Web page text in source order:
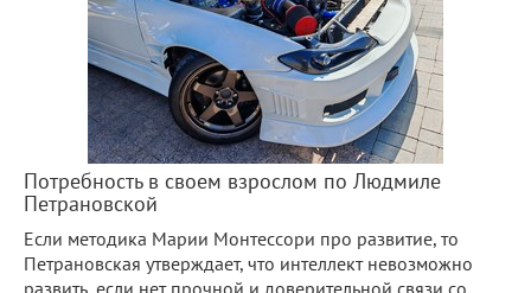
Потребность в своем взрослом по Людмиле
Петрановской
Если методика Марии Монтессори про развитие, то
Петрановская утверждает, что интеллект невозможно
развить, если нет прочной и доверительной связи со